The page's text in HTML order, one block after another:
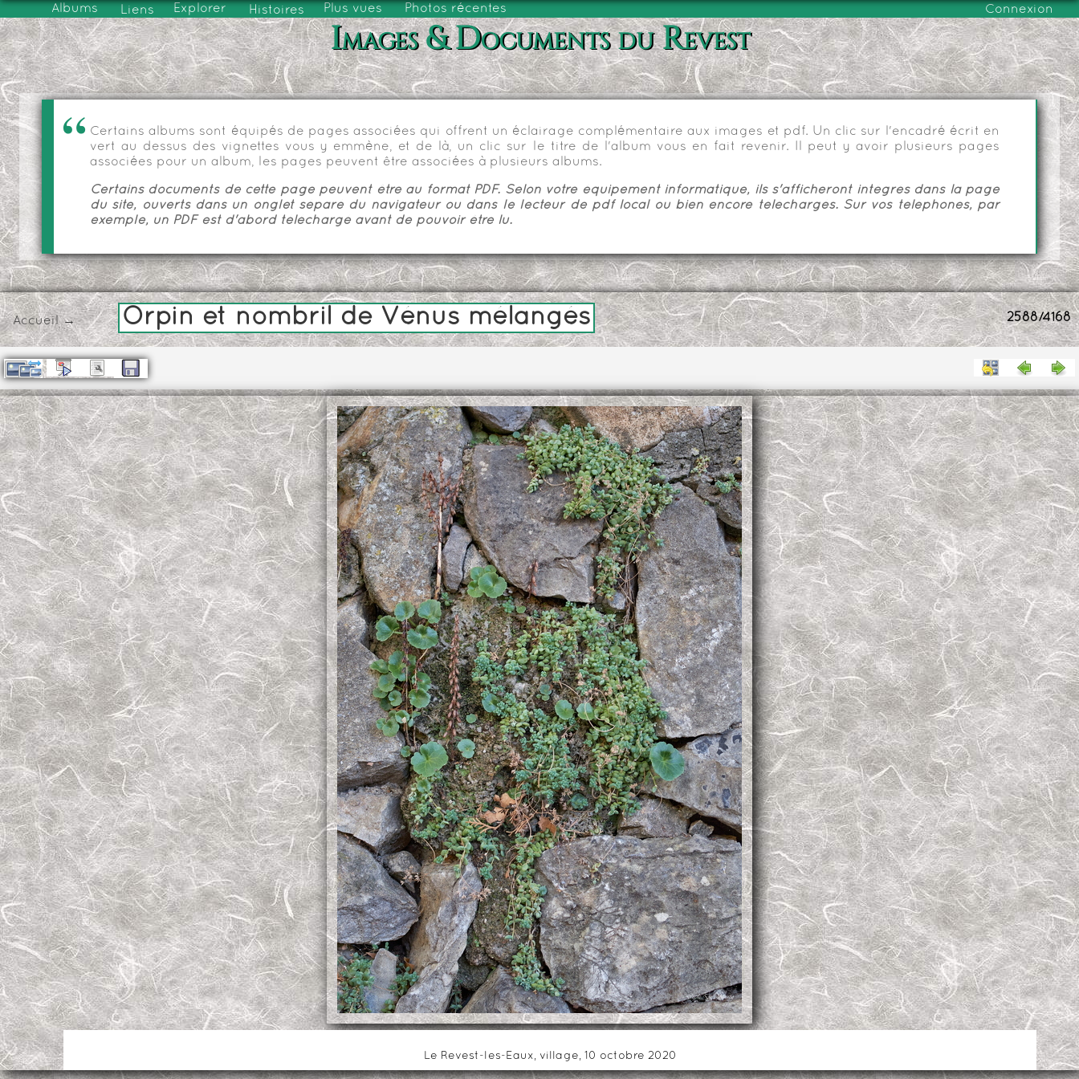
Albums Liens Explorer Histoires Plus vues Photos récentes Connexion
Images & Documents du Revest
Certains albums sont équipés de pages associées qui offrent un éclairage complémentaire aux images et pdf. Un clic sur l'encadré écrit en
vert au dessus des vignettes vous y emmène, et de là, un clic sur le titre de l'album vous en fait revenir. Il peut y avoir plusieurs pages
associées pour un album, les pages peuvent être associées à plusieurs albums.
Certains documents de cette page peuvent être au format PDF. Selon votre équipement informatique, ils s'afficheront intégrés dans la page
du site, ouverts dans un onglet séparé du navigateur ou dans le lecteur de pdf local ou bien encore téléchargés. Sur vos téléphones, par
exemple, un PDF est d'abord téléchargé avant de pouvoir être lu.
2588/4168
Accueil→ Orpin et nombril de Vénus mélangés
Le Revest-les-Eaux, village, 10 octobre 2020